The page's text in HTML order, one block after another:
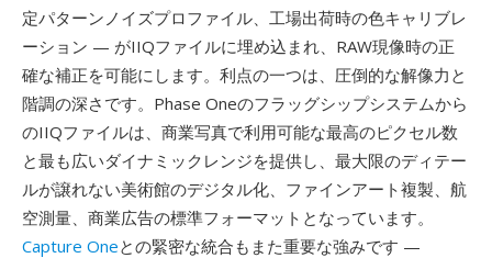
定パターンノイズプロファイル、工場出荷時の色キャリブレ
ーション — がIIQファイルに埋め込まれ、RAW現像時の正
確な補正を可能にします。利点の一つは、圧倒的な解像力と
階調の深さです。Phase Oneのフラッグシップシステムから
のIIQファイルは、商業写真で利用可能な最高のピクセル数
と最も広いダイナミックレンジを提供し、最大限のディテー
ルが譲れない美術館のデジタル化、ファインアート複製、航
空測量、商業広告の標準フォーマットとなっています。
Capture Oneとの緊密な統合もまた重要な強みです —